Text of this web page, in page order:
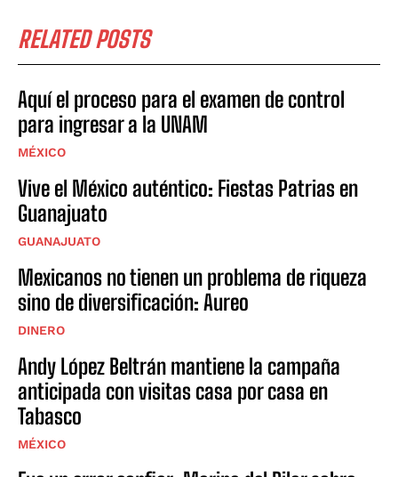
RELATED POSTS
Aquí el proceso para el examen de control
para ingresar a la UNAM
MÉXICO
Vive el México auténtico: Fiestas Patrias en
Guanajuato
GUANAJUATO
Mexicanos no tienen un problema de riqueza
sino de diversificación: Aureo
DINERO
Andy López Beltrán mantiene la campaña
anticipada con visitas casa por casa en
Tabasco
MÉXICO